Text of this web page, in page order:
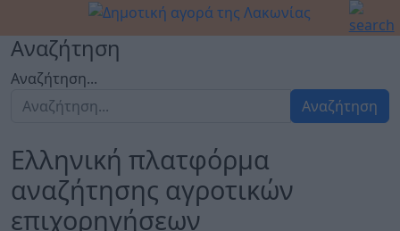
Αναζήτηση
Αναζήτηση...
Αναζήτηση
Ελληνική πλατφόρμα
αναζήτησης αγροτικών
επιχορηγήσεων